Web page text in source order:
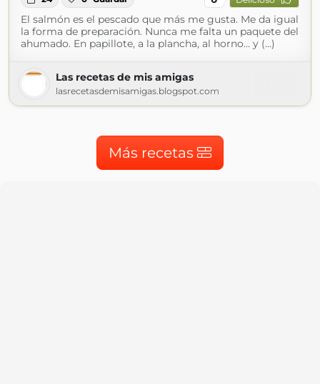
El salmón es el pescado que más me gusta. Me da igual
la forma de preparación. Nunca me falta un paquete del
ahumado. En papillote, a la plancha, al horno... y (...)
Las recetas de mis amigas
lasrecetasdemisamigas.blogspot.com
Más recetas